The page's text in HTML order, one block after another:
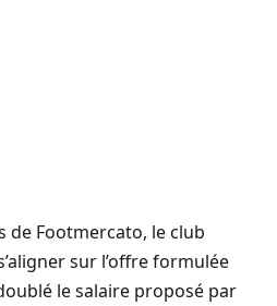
de Footmercato, le club
sur l’offre formulée
le salaire proposé par